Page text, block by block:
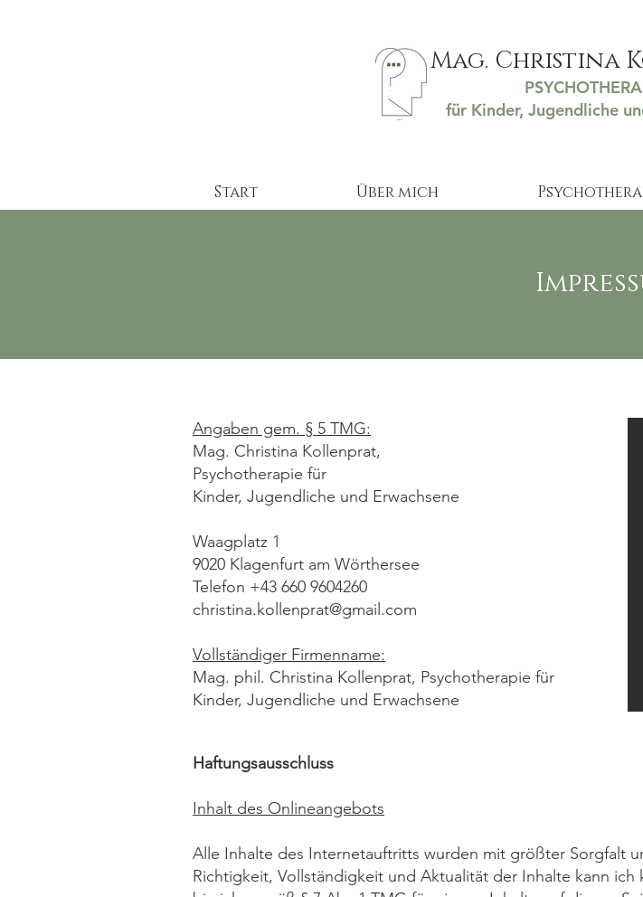
Mag. Christina
für Kinder, Jugendliche
Start Über mich
Angaben gem. § 5 TMG:
Mag. Christina Kollenprat,
Psychotherapie für
Kinder, Jugendliche und Erwachsene
Waagplatz 1
9020 Klagenfurt am Wörthersee
Telefon +43 660 9604260
christina.kollenprat@gmail.com
Vollständiger Firmenname:
Mag. phil. Christina Kollenprat, Psychotherapie für
Kinder, Jugendliche und Erwachsene
Haftungsausschluss
Inhalt des Onlineangebots
Alle Inhalte des Internetauftritts wurden mit größter Sorgfalt
Richtigkeit, Vollständigkeit und Aktualität der Inhalte kann